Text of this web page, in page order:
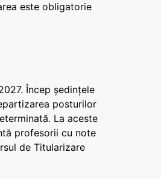
este obligatorie
Încep ședințele
posturilor
La aceste
profesorii cu note
de Titularizare